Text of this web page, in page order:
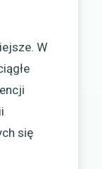
W
się